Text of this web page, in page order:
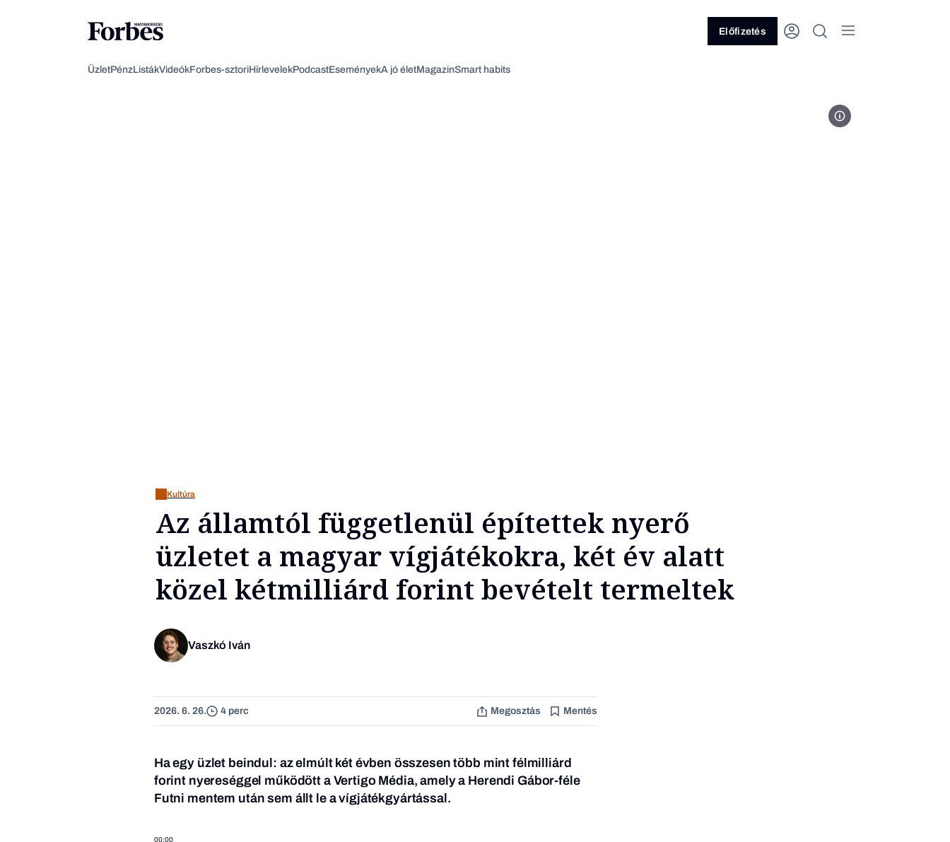
Előfizetés
ÜzletPénzListákVideókForbes-sztoriHírlevelekPodcastEseményekA jó életMagazinSmart habits
Fotó: Ránki Dániel/Forbes
Kultúra
Az államtól függetlenül építettek nyerő
üzletet a magyar vígjátékokra, két év alatt
közel kétmilliárd forint bevételt termeltek
Vaszkó Iván
2026. 6. 26. 4 perc Megosztás Mentés
Ha egy üzlet beindul: az elmúlt két évben összesen több mint félmilliárd
forint nyereséggel működött a Vertigo Média, amely a Herendi Gábor-féle
Futni mentem után sem állt le a vígjátékgyártással.
00:00